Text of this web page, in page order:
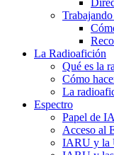
Trabajando
La Radioafición
Qué es la
Cómo
La
Espectro
Papel de
Acceso al
IARU y la